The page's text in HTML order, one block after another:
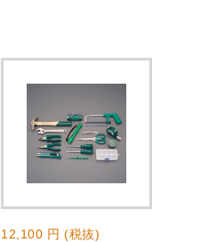
12,100 円 (税抜)